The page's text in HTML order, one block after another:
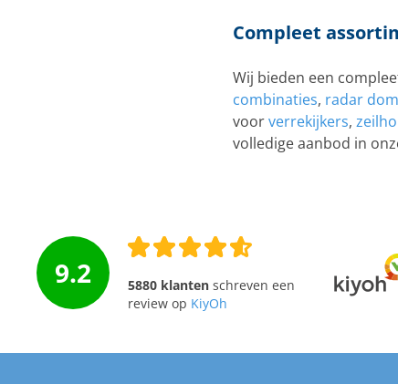
Compleet
Wij bieden een
combinaties, radar
voorverrekijkers,
volledige aanbod in
9.2 5880 klantenschreven een
review op KiyOh